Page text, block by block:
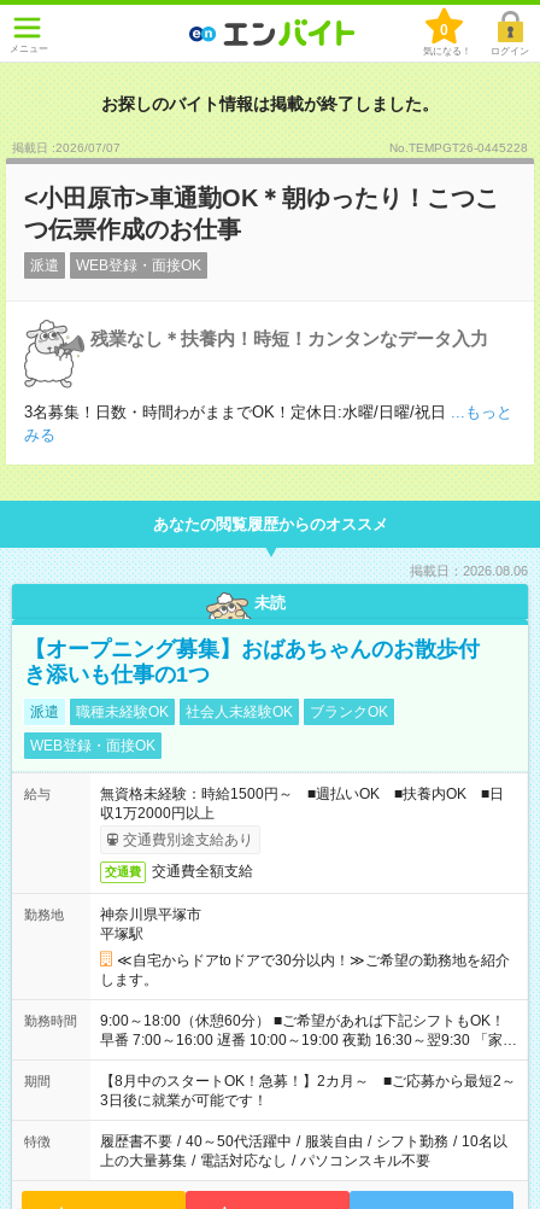
メニュー
0
気になる！ ログイン
お探しのバイト情報は掲載が終了しました。
掲載日 :2026/07/07 No.TEMPGT26-0445228
<小田原市>車通勤OK＊朝ゆったり！こつこ
つ伝票作成のお仕事
派遣 WEB登録・面接OK
残業なし＊扶養内！時短！カンタンなデータ入力
3名募集！日数・時間わがままでOK！定休日:水曜/日曜/祝日 ...もっと
みる
あなたの閲覧履歴からのオススメ
掲載日：2026.08.06
未読
【オープニング募集】おばあちゃんのお散歩付
き添いも仕事の1つ
派遣 職種未経験OK 社会人未経験OK
ブランクOK
WEB登録・面接OK
給与
無資格未経験：時給1500円～ ■週払いOK ■扶養内OK ■日
収1万2000円以上
交通費別途支給あり
交通費 交通費全額支給
勤務地
神奈川県平塚市
平塚駅
≪自宅からドアtoドアで30分以内！≫ご希望の勤務地を紹介
します。
勤務時間
9:00～18:00（休憩60分） ■ご希望があれば下記シフトもOK！
早番 7:00～16:00 遅番 10:00～19:00 夜勤 16:30～翌9:30 「家族
と休みを合わせたい」 「余裕を持って夕飯の準備がしたい」
「できれば残業はしたくない」 など、ご希望を教えてください
ね。 ※Wワーク希望の方へ 今ご覧のお仕事で希望する勤務時間
と、もう1つのお仕事の勤務時間。 合計で週40時間を超える場
合は応募できません。
期間
【8月中のスタートOK！急募！】2カ月～ ■ご応募から最短2～
3日後に就業が可能です！
特徴 履歴書不要 / 40～50代活躍中 / 服装自由 / シフト勤務 / 10名以
上の大量募集 / 電話対応なし / パソコンスキル不要